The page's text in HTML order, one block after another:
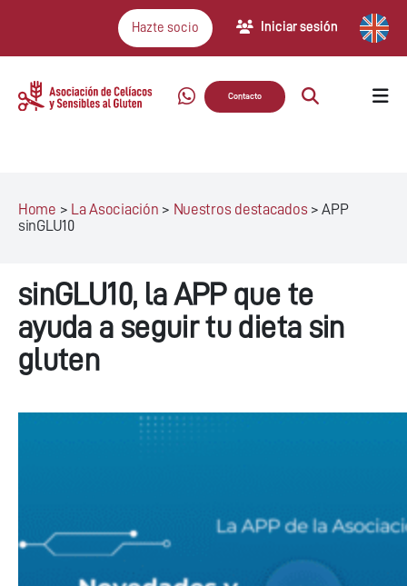
Hazte socio Iniciar sesión
Contacto
Home > La Asociación > Nuestros destacados >APP
sinGLU10
sinGLU10, la APP que te
ayuda a seguir tu dieta sin
gluten